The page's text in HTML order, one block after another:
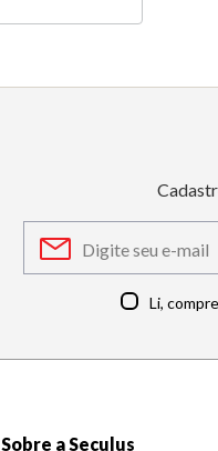
Li,
Sobre a Seculus